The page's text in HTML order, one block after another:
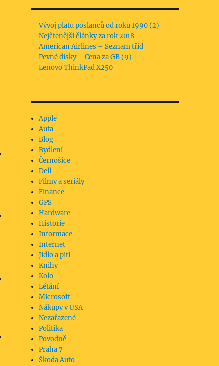
Vývoj platu poslanců od roku 1990 (2)
Nejčtenější články za rok 2018
American Airlines – Seznam tříd
Pevné disky – Cena za GB (9)
Lenovo ThinkPad X250
Apple
Auta
Blog
Bydlení
Černošice
Dell
Filmy a seriály
Finance
GPS
Hardware
Historie
Informace
Internet
Jídlo a pití
Knihy
Kolo
Létání
Microsoft
Nákupy v USA
Nezařazené
Politika
Povodně
Praha 7
Škoda Auto